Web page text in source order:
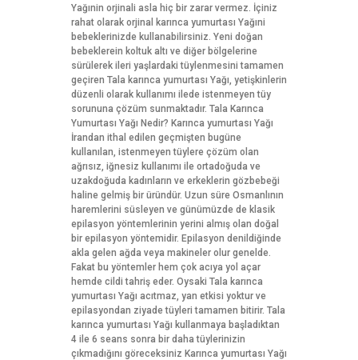
Yağınin orjinali asla hiç bir zarar vermez. İçiniz
rahat olarak orjinal karınca yumurtası Yağıni
bebeklerinizde kullanabilirsiniz. Yeni doğan
bebeklerein koltuk altı ve diğer bölgelerine
sürülerek ileri yaşlardaki tüylenmesini tamamen
geçiren Tala karınca yumurtası Yağı, yetişkinlerin
düzenli olarak kullanımı ilede istenmeyen tüy
sorununa çözüm sunmaktadır. Tala Karınca
Yumurtası Yağı Nedir? Karınca yumurtası Yağı
İrandan ithal edilen geçmişten bugüne
kullanılan, istenmeyen tüylere çözüm olan
ağrısız, iğnesiz kullanımı ile ortadoğuda ve
uzakdoğuda kadınların ve erkeklerin gözbebeği
haline gelmiş bir üründür. Uzun süre Osmanlının
haremlerini süsleyen ve günümüzde de klasik
epilasyon yöntemlerinin yerini almış olan doğal
bir epilasyon yöntemidir. Epilasyon denildiğinde
akla gelen ağda veya makineler olur genelde.
Fakat bu yöntemler hem çok acıya yol açar
hemde cildi tahriş eder. Oysaki Tala karınca
yumurtası Yağı acıtmaz, yan etkisi yoktur ve
epilasyondan ziyade tüyleri tamamen bitirir. Tala
karınca yumurtası Yağı kullanmaya başladıktan
4 ile 6 seans sonra bir daha tüylerinizin
çıkmadığını göreceksiniz Karınca yumurtası Yağı